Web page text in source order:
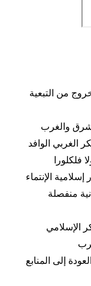
من التبعية
والغرب
الغربي الوافد
فلكلورا
الإنتماء
منفصلة
الإسلامي
إلى المنابع